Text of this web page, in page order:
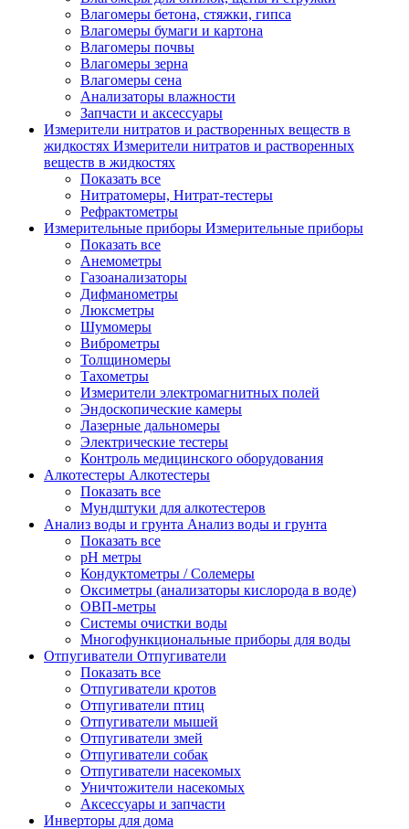
Влагомеры бетона, стяжки, гипса
Влагомеры бумаги и картона
Влагомеры почвы
Влагомеры зерна
Влагомеры сена
Анализаторы влажности
Запчасти и аксессуары
Измерители нитратов и растворенных веществ в
жидкостях Измерители нитратов и растворенных
веществ в жидкостях
Показать все
Нитратомеры, Нитрат-тестеры
Рефрактометры
Измерительные приборы Измерительные приборы
Показать все
Анемометры
Газоанализаторы
Дифманометры
Люксметры
Шумомеры
Виброметры
Толщиномеры
Тахометры
Измерители электромагнитных полей
Эндоскопические камеры
Лазерные дальномеры
Электрические тестеры
Контроль медицинского оборудования
Алкотестеры Алкотестеры
Показать все
Мундштуки для алкотестеров
Анализ воды и грунта Анализ воды и грунта
Показать все
pH метры
Кондуктометры / Солемеры
Оксиметры (анализаторы кислорода в воде)
ОВП-метры
Системы очистки воды
Многофункциональные приборы для воды
Отпугиватели Отпугиватели
Показать все
Отпугиватели кротов
Отпугиватели птиц
Отпугиватели мышей
Отпугиватели змей
Отпугиватели собак
Отпугиватели насекомых
Уничтожители насекомых
Аксессуары и запчасти
Инверторы для дома